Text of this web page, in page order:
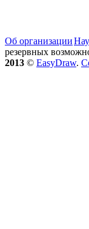
Об организации
резервных
2013 © EasyDraw.